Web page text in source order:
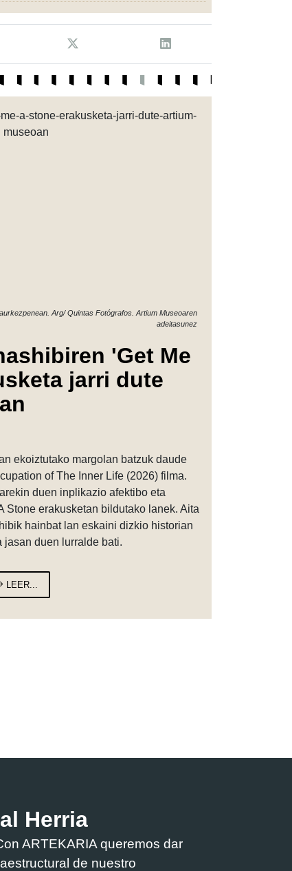
Arg/ Quintas Fotógrafos. Artium Museoaren
adeitasunez
'Get Me
jarri dute
ekoiztutako margolan batzuk daude
of The Inner Life (2026) filma.
duen inplikazio afektibo eta
Stone erakusketan bildutako lanek. Aita
hainbat lan eskaini dizkio historian
jasan duen lurralde bati.
LEER...
Herria
ARTEKARIA queremos dar
de nuestro